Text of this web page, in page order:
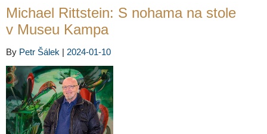
Michael Rittstein: S nohama na stole
v Museu Kampa
By Petr Šálek | 2024-01-10